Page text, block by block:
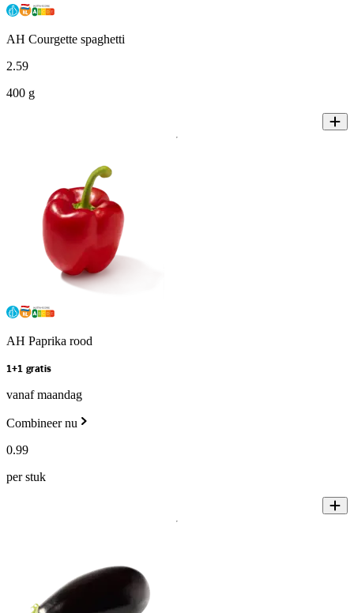
AH Courgette spaghetti
2.59
400 g
AH Paprika rood
1+1 gratis
vanaf maandag
Combineer nu
0.99
per stuk